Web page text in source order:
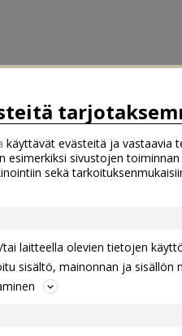
käyttävät evästeitä ja vastaavia
esimerkiksi sivustojen
sekä
laitteella olevien tietojen
sisältö, mainonnan ja sisällön